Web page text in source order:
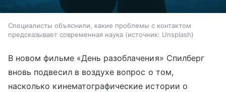
Специалисты объяснили, какие проблемы с контактом
предсказывает современная наука
источник: Unsplash
В новом фильме «День разоблачения» Спилберг
вновь подвесил в воздухе вопрос о том,
насколько кинематографические истории о